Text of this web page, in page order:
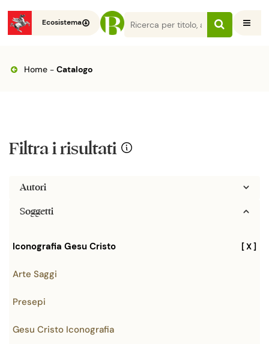
Ecosistema
Home- Catalogo
Filtra i risultati
Autori
Soggetti
Iconografia Gesu Cristo [ X ]
Arte Saggi
Presepi
Gesu Cristo Iconografia